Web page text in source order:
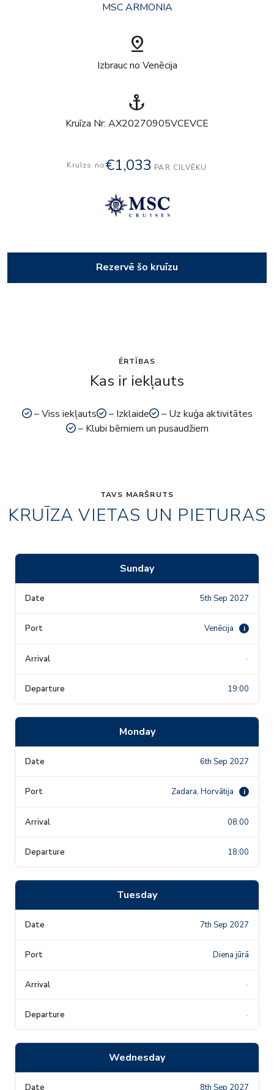
MSC ARMONIA
pin_drop
Izbrauc no Venēcija
anchor
Kruīza Nr: AX20270905VCEVCE
Kruīzs no€1,033 PAR CILVĒKU
Rezervē šo kruīzu
ĒRTĪBAS
Kas ir iekļauts
– Viss iekļauts – Izklaide
– Uz kuģa aktivitātes
– Klubi bērniem un pusaudžiem
TAVS MARŠRUTS
KRUĪZA VIETAS UN PIETURAS
Sunday
5th Sep 2027
Venēcija i
-
19:00
Monday
6th Sep 2027
Zadara, Horvātija i
08:00
18:00
Tuesday
7th Sep 2027
Diena jūrā
-
-
Wednesday
8th Sep 2027